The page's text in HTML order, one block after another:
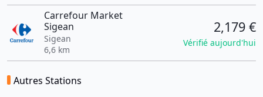
Carrefour Market
Sigean
Sigean
6,6 km
2,179 €
Vérifié aujourd'hui
Autres Stations